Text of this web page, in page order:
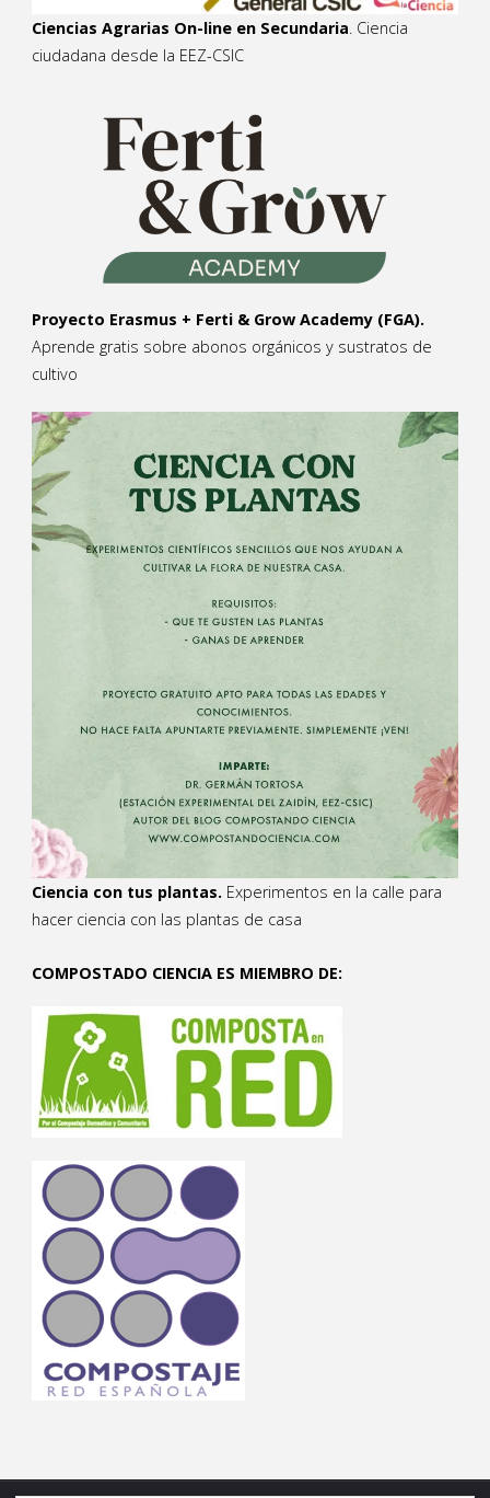
Ciencias Agrarias On-line en Secundaria . Ciencia
ciudadana desde la EEZ-CSIC
Proyecto Erasmus + Ferti & Grow Academy (FGA).
Aprende gratis sobre abonos orgánicos y sustratos de
cultivo
Ciencia con tus plantas. Experimentos en la calle para
hacer ciencia con las plantas de casa
COMPOSTADO CIENCIA ES MIEMBRO DE: